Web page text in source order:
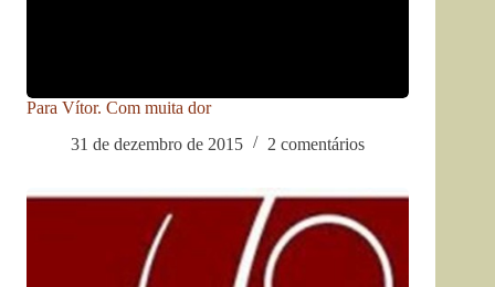
Para Vítor. Com muita dor
31 de dezembro de 2015
2 comentários